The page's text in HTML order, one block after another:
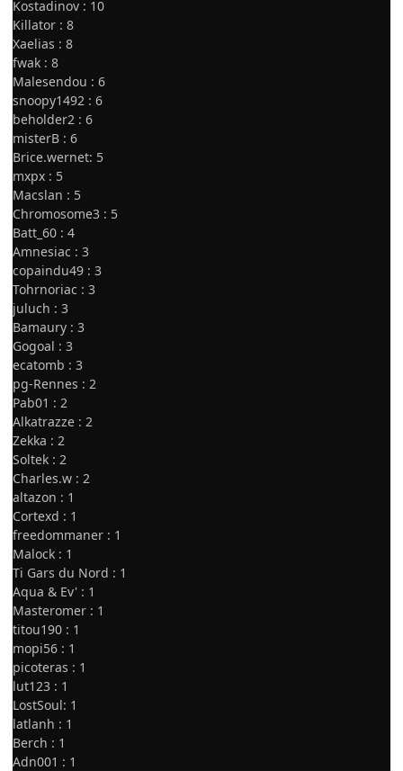
Kostadinov : 10
Killator : 8
Xaelias : 8
fwak : 8
Malesendou : 6
snoopy1492 : 6
beholder2 : 6
misterB : 6
Brice.wernet: 5
mxpx : 5
Macslan : 5
Chromosome3 : 5
Batt_60 : 4
Amnesiac : 3
copaindu49 : 3
Tohrnoriac : 3
juluch : 3
Bamaury : 3
Gogoal : 3
ecatomb : 3
pg-Rennes : 2
Pab01 : 2
Alkatrazze : 2
Zekka : 2
Soltek : 2
Charles.w : 2
altazon : 1
Cortexd : 1
freedommaner : 1
Malock : 1
Ti Gars du Nord : 1
Aqua & Ev' : 1
Masteromer : 1
titou190 : 1
mopi56 : 1
picoteras : 1
lut123 : 1
LostSoul: 1
latlanh : 1
Berch : 1
Adn001 : 1